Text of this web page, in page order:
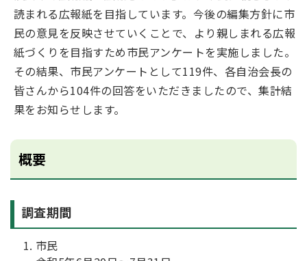
読まれる広報紙を目指しています。今後の編集方針に市
民の意見を反映させていくことで、より親しまれる広報
紙づくりを目指すため市民アンケートを実施しました。
その結果、市民アンケートとして119件、各自治会長の
皆さんから104件の回答をいただきましたので、集計結
果をお知らせします。
概要
調査期間
市民